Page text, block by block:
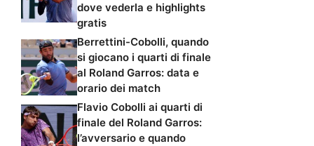
dove vederla e highlights
gratis
Berrettini-Cobolli, quando
si giocano i quarti di finale
al Roland Garros: data e
orario dei match
Flavio Cobolli ai quarti di
finale del Roland Garros:
l’avversario e quando